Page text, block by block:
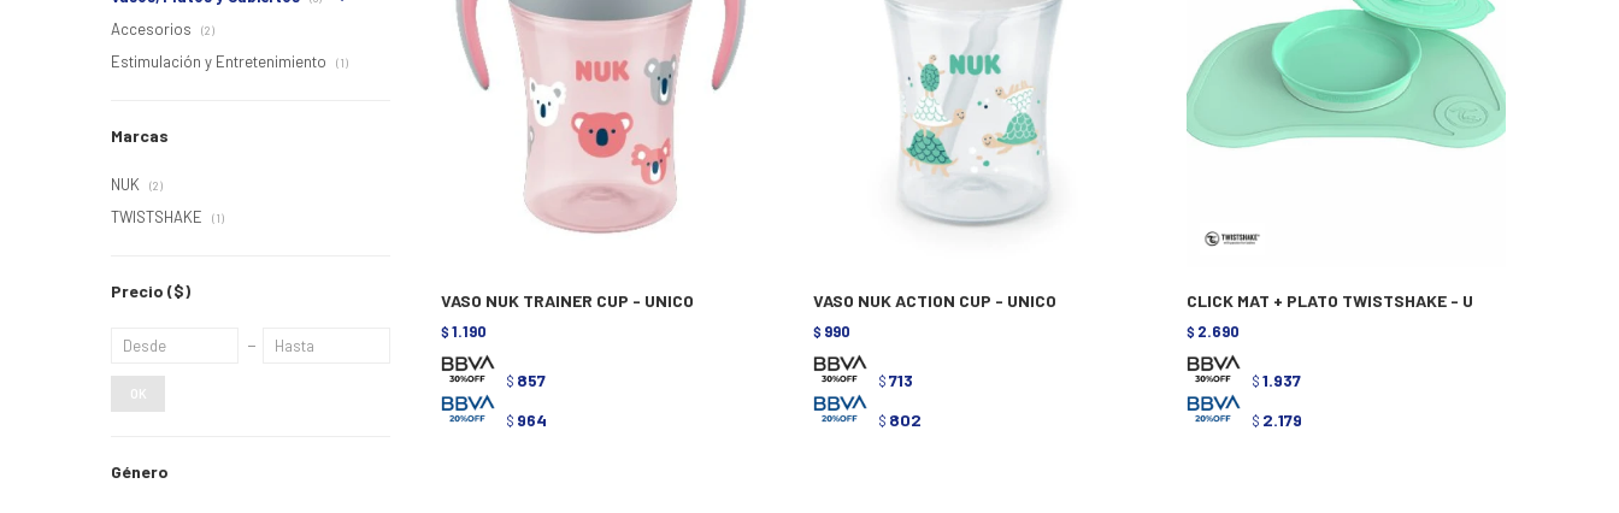
VASO NUK TRAINER CUP - UNICO
$ 1.190
$ 857
$ 964
VASO NUK ACTION CUP - UNICO
$ 990
$ 713
$ 802
CLICK MAT + PLATO TWISTSHAKE - U
$ 2.690
$ 1.937
$ 2.179
Accesorios (2)
Estimulación y Entretenimiento (1)
Marcas
NUK (2)
TWISTSHAKE (1)
Precio ($)
OK
Género